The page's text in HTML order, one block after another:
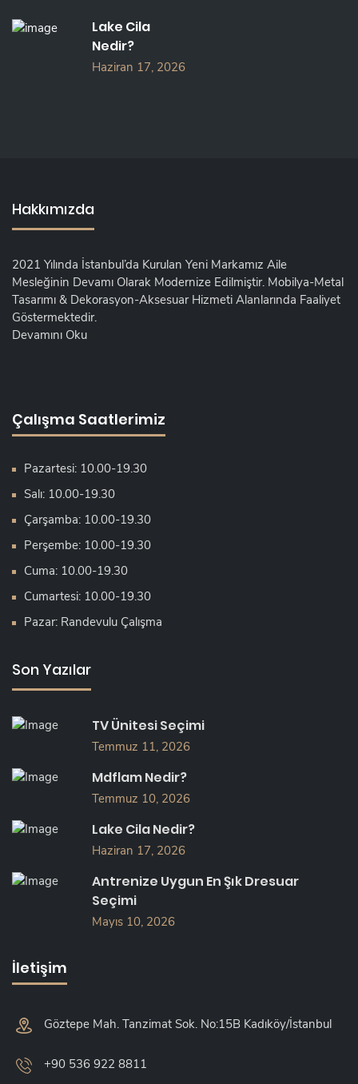
Lake Cila
Nedir?
Haziran 17, 2026
Hakkımızda
2021 Yılında İstanbul’da Kurulan Yeni Markamız Aile
Mesleğinin Devamı Olarak Modernize Edilmiştir. Mobilya-Metal
Tasarımı & Dekorasyon-Aksesuar Hizmeti Alanlarında Faaliyet
Göstermektedir.
Devamını Oku
Çalışma Saatlerimiz
Pazartesi: 10.00-19.30
Salı: 10.00-19.30
Çarşamba: 10.00-19.30
Perşembe: 10.00-19.30
Cuma: 10.00-19.30
Cumartesi: 10.00-19.30
Pazar: Randevulu Çalışma
Son Yazılar
TV Ünitesi Seçimi
Temmuz 11, 2026
Mdflam Nedir?
Temmuz 10, 2026
Lake Cila Nedir?
Haziran 17, 2026
Antrenize Uygun En Şık Dresuar
Seçimi
Mayıs 10, 2026
İletişim
Göztepe Mah. Tanzimat Sok. No:15B Kadıköy/İstanbul
+90 536 922 8811